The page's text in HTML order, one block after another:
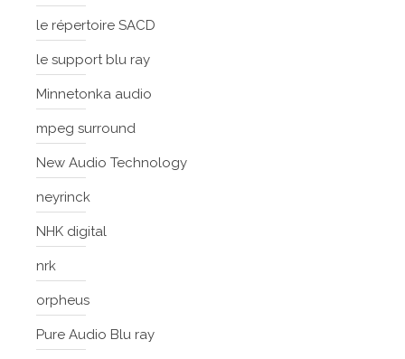
le répertoire SACD
le support blu ray
Minnetonka audio
mpeg surround
New Audio Technology
neyrinck
NHK digital
nrk
orpheus
Pure Audio Blu ray